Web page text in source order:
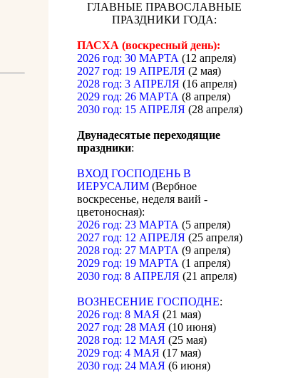
ГЛАВНЫЕ ПРАВОСЛАВНЫЕ
ПРАЗДНИКИ ГОДА:
ПАСХА (воскресный день):
2026 год: 30 МАРТА (12 апреля)
2027 год: 19 АПРЕЛЯ (2 мая)
2028 год: 3 АПРЕЛЯ (16 апреля)
2029 год: 26 МАРТА (8 апреля)
2030 год: 15 АПРЕЛЯ (28 апреля)
Двунадесятые переходящие
праздники:
ВХОД ГОСПОДЕНЬ В
ИЕРУСАЛИМ (Вербное
воскресенье, неделя ваий -
цветоносная):
2026 год: 23 МАРТА (5 апреля)
2027 год: 12 АПРЕЛЯ (25 апреля)
2028 год: 27 МАРТА (9 апреля)
2029 год: 19 МАРТА (1 апреля)
2030 год: 8 АПРЕЛЯ (21 апреля)
ВОЗНЕСЕНИЕ ГОСПОДНЕ:
2026 год: 8 МАЯ (21 мая)
2027 год: 28 МАЯ (10 июня)
2028 год: 12 МАЯ (25 мая)
2029 год: 4 МАЯ (17 мая)
2030 год: 24 МАЯ (6 июня)